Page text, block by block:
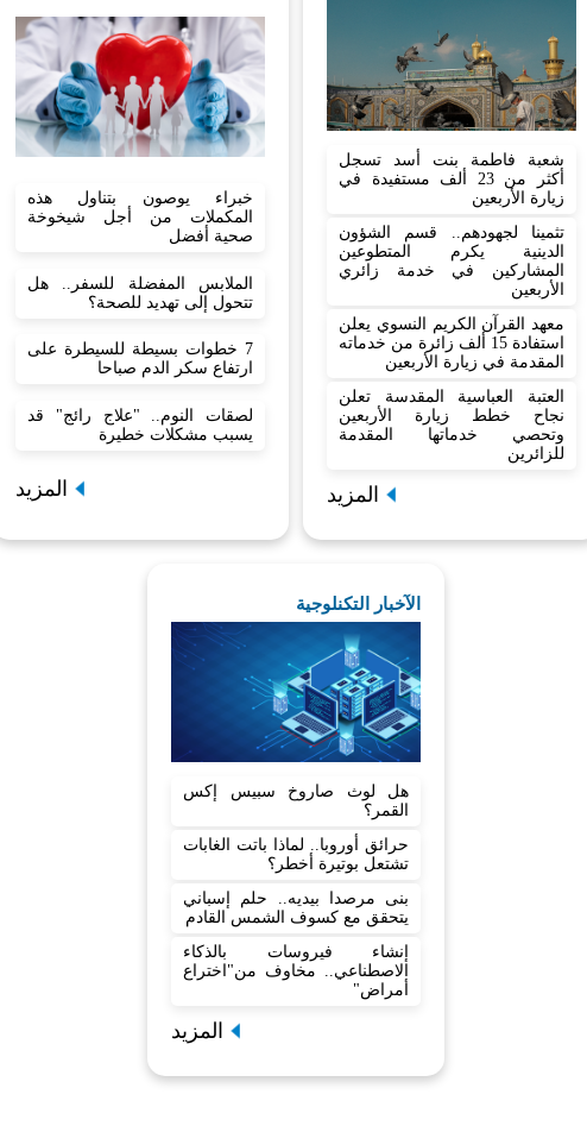
شعبة فاطمة بنت أسد تسجل
أكثر من 23 ألف مستفيدة في
زيارة الأربعين
تثمينا لجهودهم.. قسم الشؤون
الدينية يكرم المتطوعين
المشاركين في خدمة زائري
الأربعين
معهد القرآن الكريم النسوي يعلن
استفادة 15 ألف زائرة من خدماته
المقدمة في زيارة الأربعين
العتبة العباسية المقدسة تعلن
نجاح خطط زيارة الأربعين
وتحصي خدماتها المقدمة
للزائرين
المزيد
خبراء يوصون بتناول هذه
المكملات من أجل شيخوخة
صحية أفضل
الملابس المفضلة للسفر.. هل
تتحول إلى تهديد للصحة؟
7 خطوات بسيطة للسيطرة على
ارتفاع سكر الدم صباحا
لصقات النوم.. "علاج رائج" قد
يسبب مشكلات خطيرة
المزيد
الآخبار التكنلوجية
هل لوث صاروخ سبيس إكس
القمر؟
حرائق أوروبا.. لماذا باتت الغابات
تشتعل بوتيرة أخطر؟
بنى مرصدا بيديه.. حلم إسباني
يتحقق مع كسوف الشمس القادم
إنشاء فيروسات بالذكاء
الاصطناعي.. مخاوف من"اختراع
أمراض"
المزيد